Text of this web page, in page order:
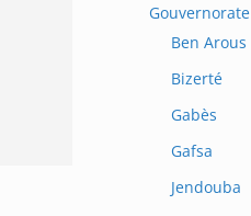
Gouvernorate
Ben Arous
Bizerté
Gabès
Gafsa
Jendouba